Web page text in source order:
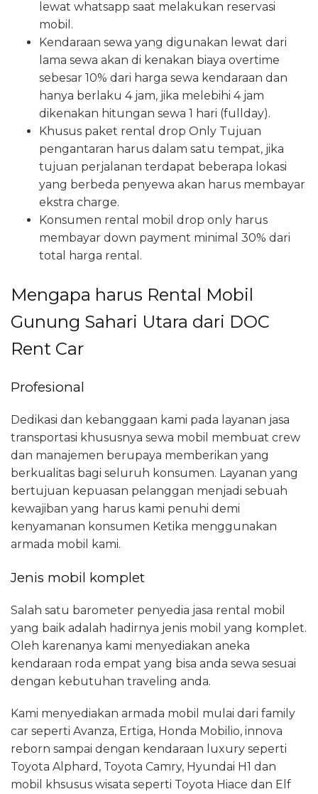
lewat whatsapp saat melakukan reservasi
mobil.
Kendaraan sewa yang digunakan lewat dari
lama sewa akan di kenakan biaya overtime
sebesar 10% dari harga sewa kendaraan dan
hanya berlaku 4 jam, jika melebihi 4 jam
dikenakan hitungan sewa 1 hari (fullday).
Khusus paket rental drop Only Tujuan
pengantaran harus dalam satu tempat, jika
tujuan perjalanan terdapat beberapa lokasi
yang berbeda penyewa akan harus membayar
ekstra charge.
Konsumen rental mobil drop only harus
membayar down payment minimal 30% dari
total harga rental.
Mengapa harus Rental Mobil
Gunung Sahari Utara dari DOC
Rent Car
Profesional
Dedikasi dan kebanggaan kami pada layanan jasa
transportasi khususnya sewa mobil membuat crew
dan manajemen berupaya memberikan yang
berkualitas bagi seluruh konsumen. Layanan yang
bertujuan kepuasan pelanggan menjadi sebuah
kewajiban yang harus kami penuhi demi
kenyamanan konsumen Ketika menggunakan
armada mobil kami.
Jenis mobil komplet
Salah satu barometer penyedia jasa rental mobil
yang baik adalah hadirnya jenis mobil yang komplet.
Oleh karenanya kami menyediakan aneka
kendaraan roda empat yang bisa anda sewa sesuai
dengan kebutuhan traveling anda.
Kami menyediakan armada mobil mulai dari family
car seperti Avanza, Ertiga, Honda Mobilio, innova
reborn sampai dengan kendaraan luxury seperti
Toyota Alphard, Toyota Camry, Hyundai H1 dan
mobil khsusus wisata seperti Toyota Hiace dan Elf